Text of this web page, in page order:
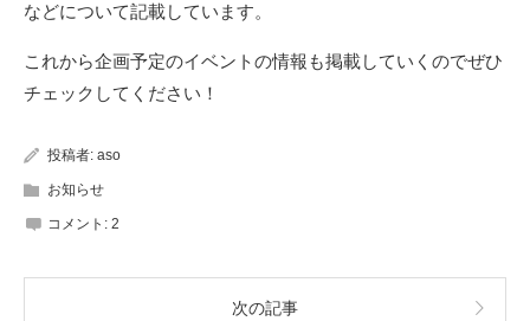
などについて記載しています。
これから企画予定のイベントの情報も掲載していくのでぜひ
チェックしてください！
投稿者: aso
お知らせ
コメント: 2
次の記事